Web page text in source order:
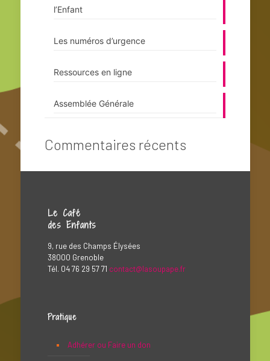
l’Enfant
Les numéros d’urgence
Ressources en ligne
Assemblée Générale
Commentaires récents
Le Café
des Enfants
9, rue des Champs Élysées
38000 Grenoble
Tél. 04 76 29 57 71 contact@lasoupape.fr
Pratique
Adhérer ou Faire un don